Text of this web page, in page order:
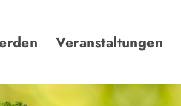
Veranstaltungen